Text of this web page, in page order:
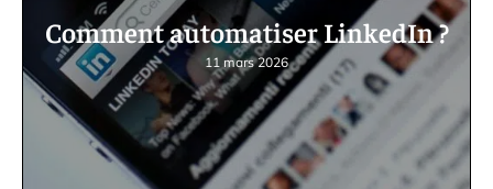
Comment automatiser LinkedIn ?
11 mars 2026